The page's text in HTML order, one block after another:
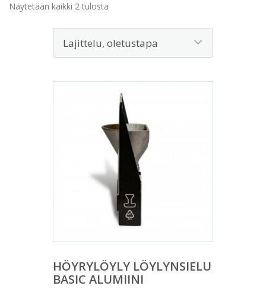
Näytetään kaikki 2 tulosta
HÖYRYLÖYLY LÖYLYNSIELU
BASIC ALUMIINI